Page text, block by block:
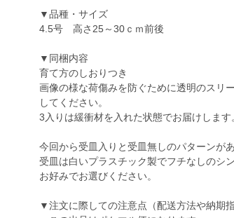
▼品種・サイズ
4.5号 高さ25～30ｃｍ前後
▼同梱内容
育て方のしおりつき
画像の様な荷傷みを防ぐために透明のスリ
してください。
3入りは緩衝材を入れた状態でお届けします
今回から受皿入りと受皿無しのパターンがあ
受皿は白いプラスチック製でフチなしのシ
お好みでお選びください。
▼注文に際しての注意点（配送方法や納期指